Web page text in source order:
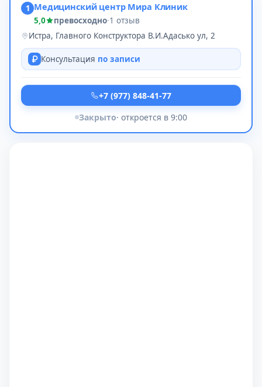
1 Медицинский центр Мира Клиник
5,0 превосходно·1 отзыв
Истра, Главного Конструктора В.И.Адасько ул, 2
Консультация по записи
+7 (977) 848-41-77
Закрыто· откроется в 9:00